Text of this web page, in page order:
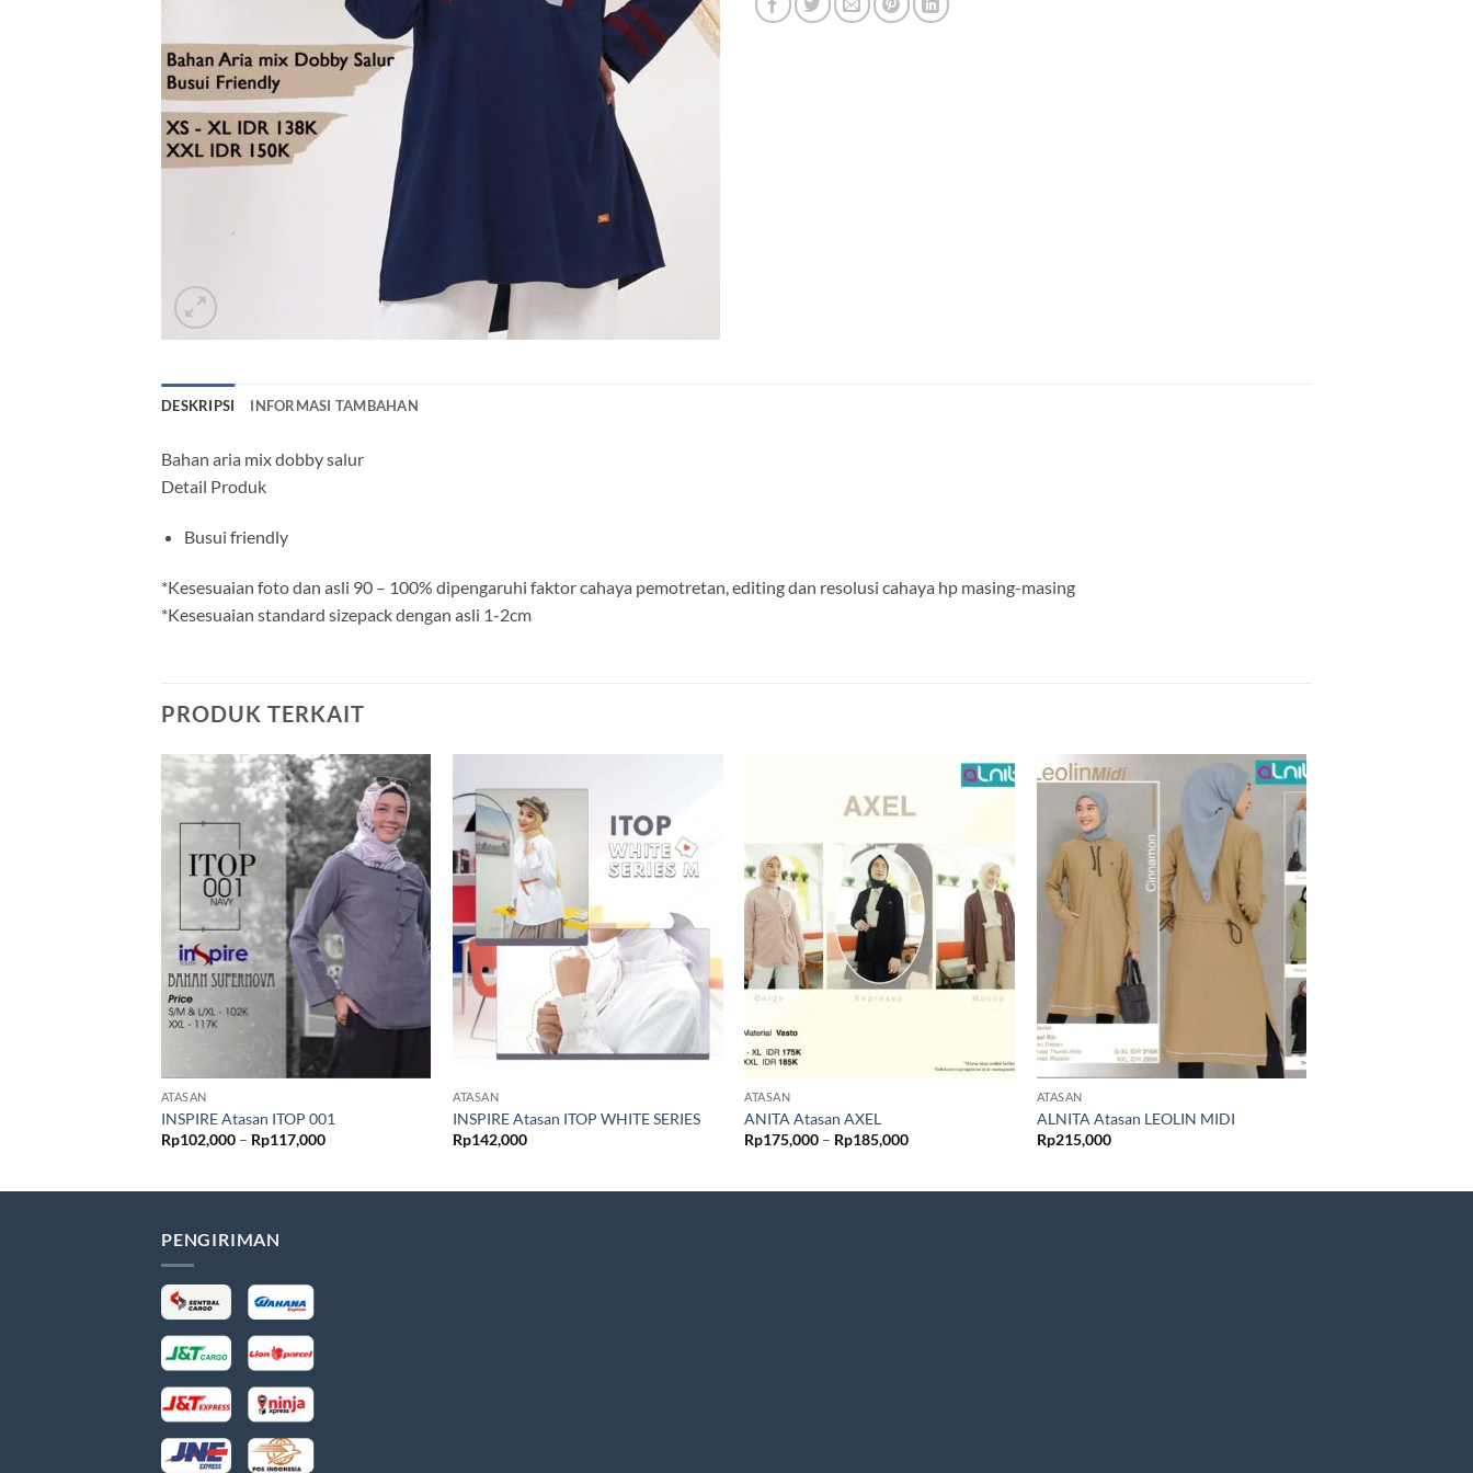
DESKRIPSI INFORMASI TAMBAHAN
Bahan aria mix dobby salur
Detail Produk
Busui friendly
*Kesesuaian foto dan asli 90 – 100% dipengaruhi faktor cahaya pemotretan, editing dan resolusi cahaya hp masing-masing
*Kesesuaian standard sizepack dengan asli 1-2cm
PRODUK TERKAIT
ATASAN
INSPIRE Atasan ITOP 001
Rp102,000 – Rp117,000Rentang
ATASAN
INSPIRE Atasan ITOP WHITE SERIES
Rp142,000
ATASAN
ANITA Atasan AXEL
Rp175,000 – Rp185,000Rentang
ATASAN
ALNITA Atasan LEOLIN MIDI
Rp215,000
PENGIRIMAN